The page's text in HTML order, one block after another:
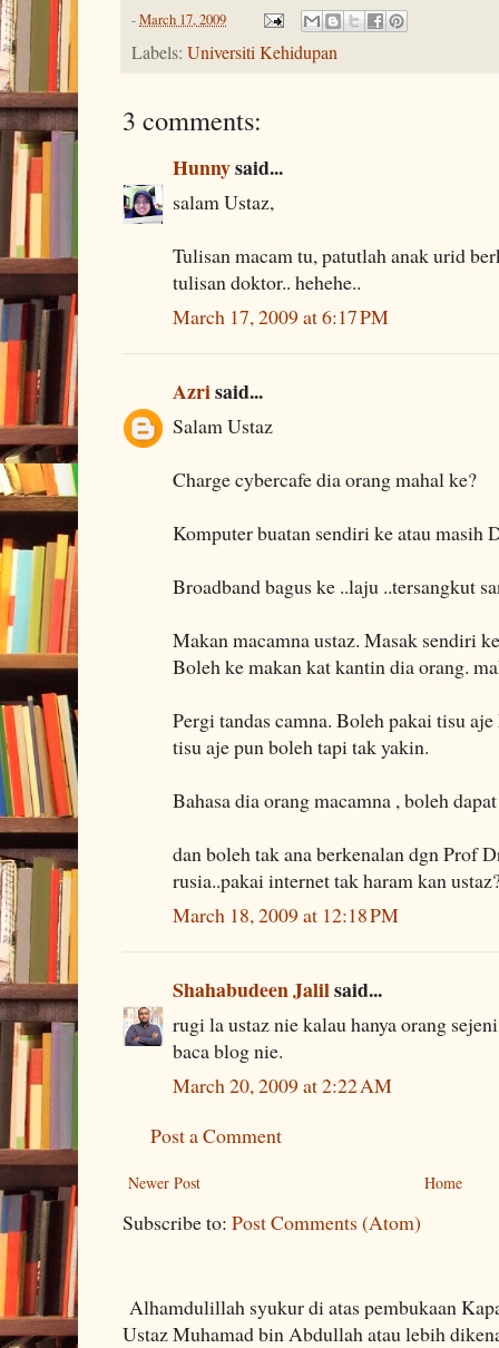
-March 17, 2009
Labels: Universiti Kehidupan
3 comments:
Hunnysaid...
salam Ustaz,
Tulisan macam tu, patutlah anak urid
tulisan doktor.. hehehe..
March 17, 2009 at 6:17 PM
Azrisaid...
Salam Ustaz
Charge cybercafe dia orang mahal ke?
Komputer buatan sendiri ke atau masih
Broadband bagus ke ..laju ..tersangkut
Makan macamna ustaz. Masak sendiri
Boleh ke makan kat kantin dia orang.
Pergi tandas camna. Boleh pakai tisu
tisu aje pun boleh tapi tak yakin.
Bahasa dia orang macamna , boleh
dan boleh tak ana berkenalan dgn Prof
rusia..pakai internet tak haram kan
March 18, 2009 at 12:18 PM
Shahabudeen Jalilsaid...
rugi la ustaz nie kalau hanya orang
baca blog nie.
March 20, 2009 at 2:22 AM
Post a Comment
Newer Post Home
Subscribe to: Post Comments (Atom)
Alhamdulillah syukur di atas pembukaan
Ustaz Muhamad bin Abdullah atau lebih